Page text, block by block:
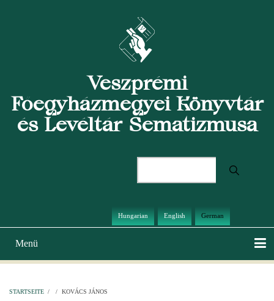
Veszprémi
Főegyházmegyei Könyvtár
és Levéltár Sematizmusa
Hungarian English German
Hauptnavigation
Menü
STARTSEITE / / KOVÁCS JÁNOS